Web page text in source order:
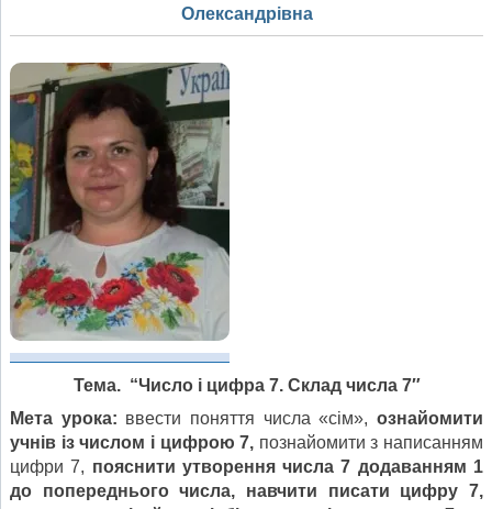
Олександрівна
Тема. “Число іцифра 7. Складчисла 7″
Мета урока: ввести поняття числа «сім»,ознайомити
учнів із числом і цифрою 7, познайомити з написанням
цифри 7, пояснити утворення числа 7 додаванням 1
до попереднього числа, навчити писати цифру 7,